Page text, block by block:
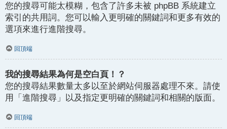
您的搜尋可能太模糊，包含了許多未被 phpBB 系統建立
索引的共用詞。您可以輸入更明確的關鍵詞和更多有效的
選項來進行進階搜尋。
回頂端
我的搜尋結果為何是空白頁！？
您的搜尋結果數量太多以至於網站伺服器處理不來。請使
用「進階搜尋」以及指定更明確的關鍵詞和相關的版面。
回頂端